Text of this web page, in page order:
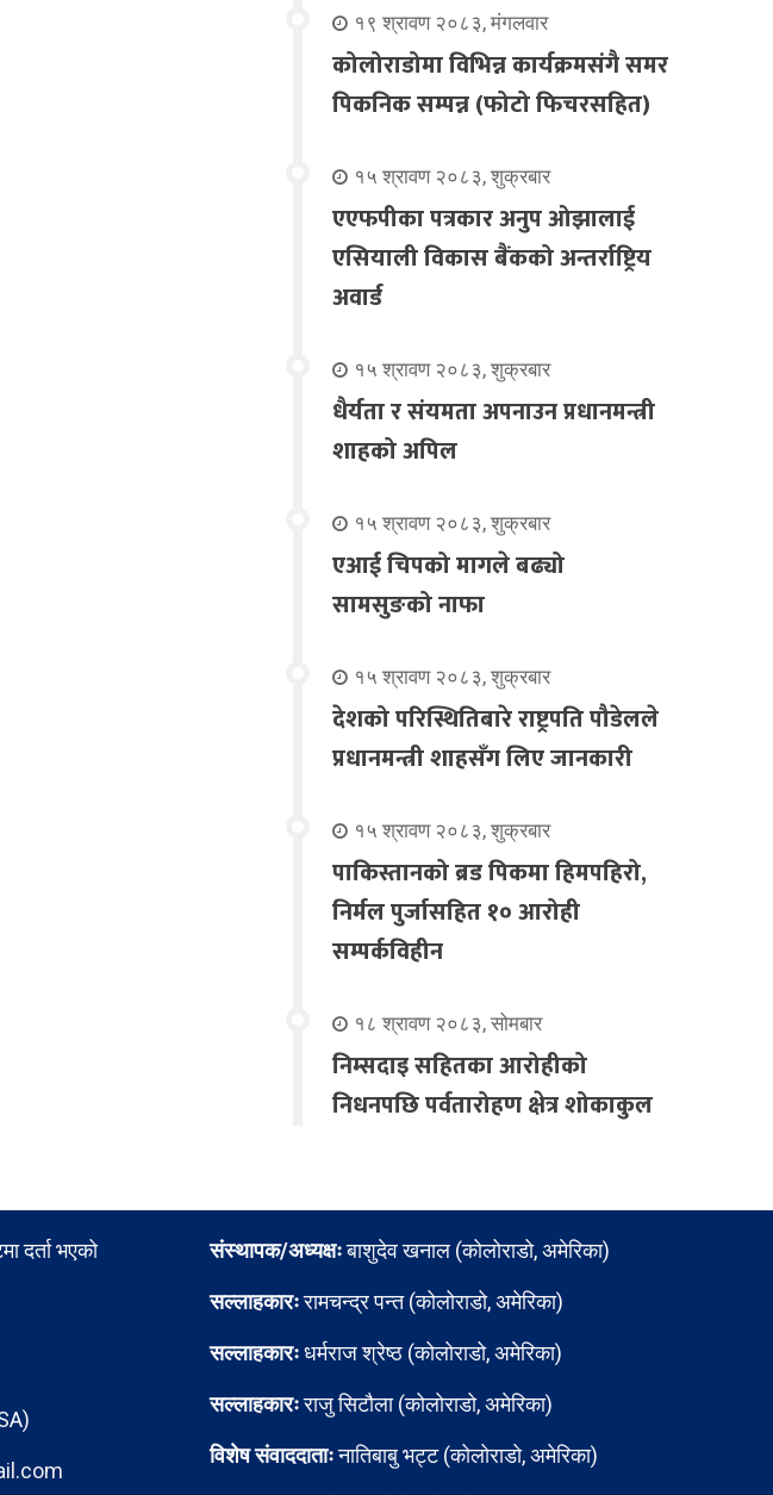
१९ श्रावण २०८३, मंगलवार
कोलोराडोमा विभिन्न कार्यक्रमसंगै समर
पिकनिक सम्पन्न (फोटो फिचरसहित)
१५ श्रावण २०८३, शुक्रबार
एएफपीका पत्रकार अनुप ओझालाई
एसियाली विकास बैंकको अन्तर्राष्ट्रिय
अवार्ड
१५ श्रावण २०८३, शुक्रबार
धैर्यता र संयमता अपनाउन प्रधानमन्त्री
शाहको अपिल
१५ श्रावण २०८३, शुक्रबार
एआई चिपको मागले बढ्यो
सामसुङको नाफा
१५ श्रावण २०८३, शुक्रबार
देशको परिस्थितिबारे राष्ट्रपति पौडेलले
प्रधानमन्त्री शाहसँग लिए जानकारी
१५ श्रावण २०८३, शुक्रबार
पाकिस्तानको ब्रड पिकमा हिमपहिरो,
निर्मल पुर्जासहित १० आरोही
सम्पर्कविहीन
१८ श्रावण २०८३, सोमबार
निम्सदाइ सहितका आरोहीको
निधनपछि पर्वतारोहण क्षेत्र शोकाकुल
दर्ता भएको
संस्थापक/अध्यक्षःबाशुदेव खनाल (कोलोराडो, अमेरिका)
सल्लाहकारःरामचन्द्र पन्त (कोलोराडो, अमेरिका)
सल्लाहकारःधर्मराज श्रेष्ठ (कोलोराडो, अमेरिका)
सल्लाहकारःराजु सिटौला (कोलोराडो, अमेरिका)
विशेष संवाददाताःनातिबाबु भट्ट (कोलोराडो, अमेरिका)